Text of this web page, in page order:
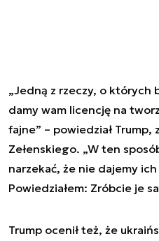
„Jedną z rzeczy, o których
damy wam licencję na
fajne” – powiedział Trump,
Zełenskiego. „W ten
narzekać, że nie dajemy
Powiedziałem: Zróbcie je
Trump ocenił też, że